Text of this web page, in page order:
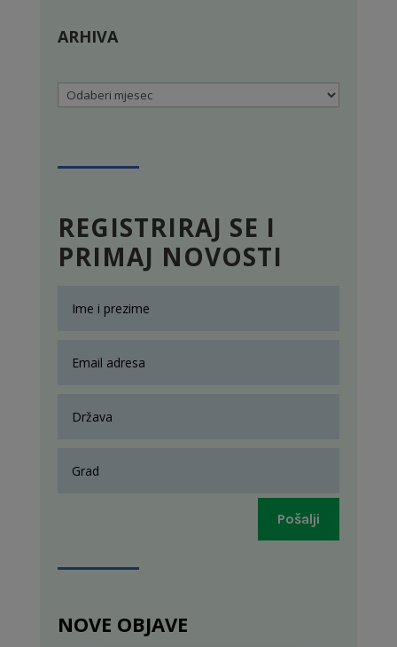
ARHIVA
Arhiva
REGISTRIRAJ SE I
PRIMAJ NOVOSTI
Pošalji
NOVE OBJAVE